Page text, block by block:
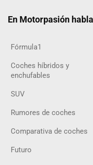
En Motorpasión
Fórmula1
Coches híbridos y
enchufables
SUV
Rumores de coches
Comparativa de coches
Futuro